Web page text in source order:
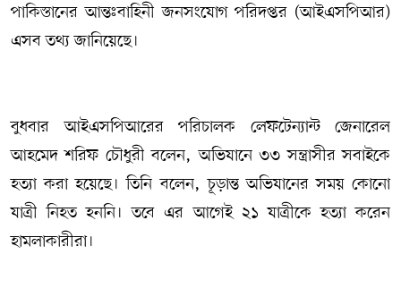
পাকিস্তানের আন্তঃবাহিনী জনসংযোগ পরিদপ্তর (আইএসপিআর)
এসব তথ্য জানিয়েছে।
বুধবার আইএসপিআরের পরিচালক লেফটেন্যান্ট জেনারেল
আহমেদ শরিফ চৌধুরী বলেন, অভিযানে ৩৩ সন্ত্রাসীর সবাইকে
হত্যা করা হয়েছে। তিনি বলেন, চূড়ান্ত অভিযানের সময় কোনো
যাত্রী নিহত হননি। তবে এর আগেই ২১ যাত্রীকে হত্যা করেন
হামলাকারীরা।